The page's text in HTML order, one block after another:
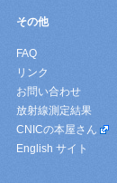
その他
FAQ
リンク
お問い合わせ
放射線測定結果
CNICの本屋さん
English サイト